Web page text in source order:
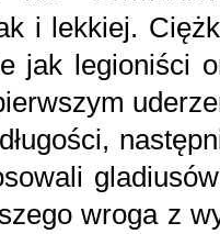
i lekkiej.
jak legioniści
wroga z